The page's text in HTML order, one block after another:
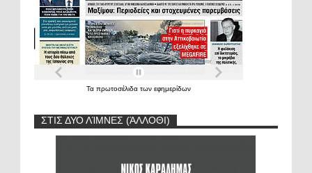
Τα πρωτοσέλιδα των εφημερίδων
ΣΤΙΣ ΔΥΟ ΛΊΜΝΕΣ (ΆΛΛΟΘΙ)